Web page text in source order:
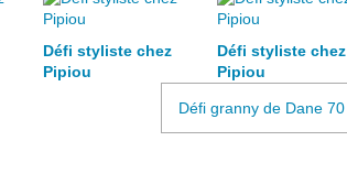
Défi styliste chez
Pipiou
Défi styliste chez
Pipiou
Défi granny de Dane 70